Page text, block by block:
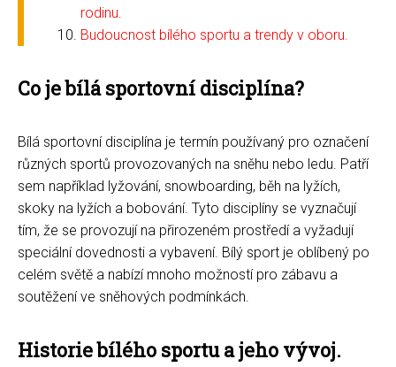
rodinu.
Budoucnost bílého sportu a trendy v oboru.
Co je bílá sportovní disciplína?
Bílá sportovní disciplína je termín používaný pro označení
různých sportů provozovaných na sněhu nebo ledu. Patří
sem například lyžování, snowboarding, běh na lyžích,
skoky na lyžích a bobování. Tyto disciplíny se vyznačují
tím, že se provozují na přirozeném prostředí a vyžadují
speciální dovednosti a vybavení. Bílý sport je oblíbený po
celém světě a nabízí mnoho možností pro zábavu a
soutěžení ve sněhových podmínkách.
Historie bílého sportu a jeho vývoj.